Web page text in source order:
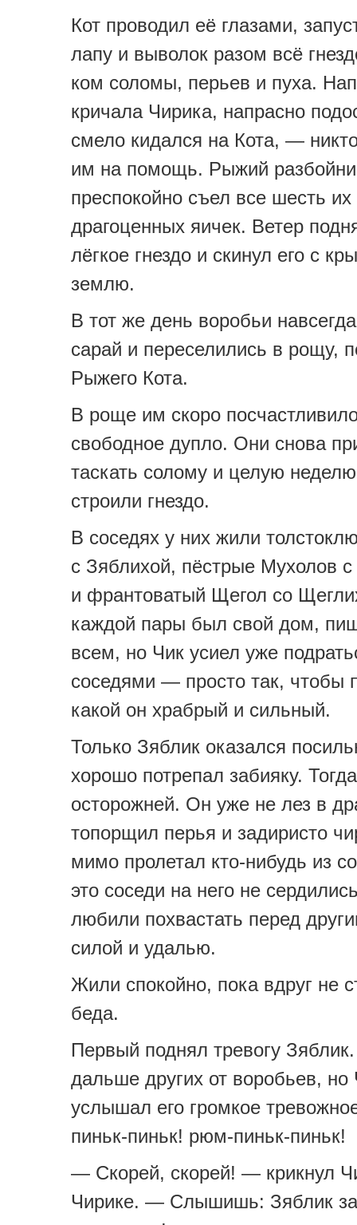
Кот проводил её глазами,
лапу и выволок разом всё
ком соломы, перьев и пуха.
кричала Чирика, напрасно
смело кидался на Кота, —
им на помощь. Рыжий
преспокойно съел все шесть их
драгоценных яичек. Ветер
лёгкое гнездо и скинул его с
землю.
В тот же день воробьи
сарай и переселились в рощу,
Рыжего Кота.
В роще им скоро
свободное дупло. Они снова
таскать солому и целую
строили гнездо.
В соседях у них жили
с Зяблихой, пёстрые Мухолов
и франтоватый Щегол со
каждой пары был свой дом,
всем, но Чик усиел уже
соседями — просто так, чтобы
какой он храбрый и сильный.
Только Зяблик оказался
хорошо потрепал забияку.
осторожней. Он уже не лез в
топорщил перья и задиристо
мимо пролетал кто-нибудь из
это соседи на него не
любили похвастать перед
силой и удалью.
Жили спокойно, пока вдруг не
беда.
Первый поднял тревогу
дальше других от воробьев, но
услышал его громкое
пиньк-пиньк! рюм-пиньк-пиньк!
— Скорей, скорей! — крикнул
Чирике. — Слышишь: Зяблик